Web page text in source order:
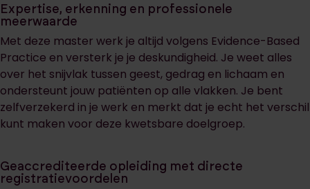
Expertise, erkenning en professionele
meerwaarde
Met deze master werk je altijd volgens Evidence-Based
Practice en versterk je je deskundigheid. Je weet alles
over het snijvlak tussen geest, gedrag en lichaam en
ondersteunt jouw patiënten op alle vlakken. Je bent
zelfverzekerd in je werk en merkt dat je echt het verschil
kunt maken voor deze kwetsbare doelgroep.
Geaccrediteerde opleiding met directe
registratievoordelen